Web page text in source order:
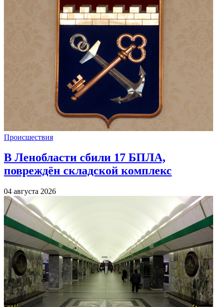
Происшествия
В Ленобласти сбили 17 БПЛА,
повреждён складской комплекс
04 августа 2026